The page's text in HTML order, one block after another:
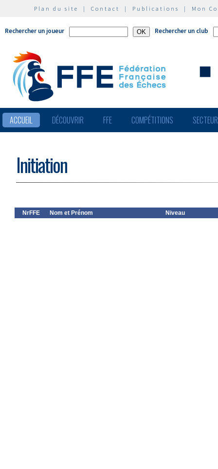
Plan du site | Contact | Publications | Mon
Rechercher un joueur Rechercher un club
ACCUEIL DÉCOUVRIR FFE COMPÉTITIONS
Initiation
NrFFE Nom et Prénom Niveau